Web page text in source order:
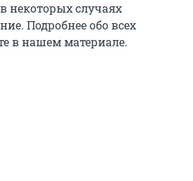
некоторых случаях
Подробнее обо всех
в нашем материале.